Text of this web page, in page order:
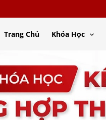
Trang Chủ Khóa Học